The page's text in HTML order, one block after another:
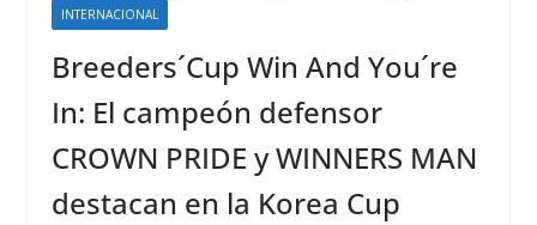
INTERNACIONAL
Breeders´Cup Win And You´re
In: El campeón defensor
CROWN PRIDE y WINNERS MAN
destacan en la Korea Cup